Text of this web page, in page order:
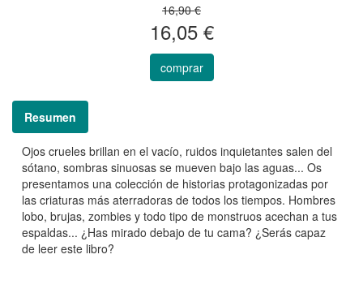
16,90 €
16,05 €
comprar
Resumen
Ojos crueles brillan en el vacío, ruidos inquietantes salen del
sótano, sombras sinuosas se mueven bajo las aguas... Os
presentamos una colección de historias protagonizadas por
las criaturas más aterradoras de todos los tiempos. Hombres
lobo, brujas, zombies y todo tipo de monstruos acechan a tus
espaldas... ¿Has mirado debajo de tu cama? ¿Serás capaz
de leer este libro?